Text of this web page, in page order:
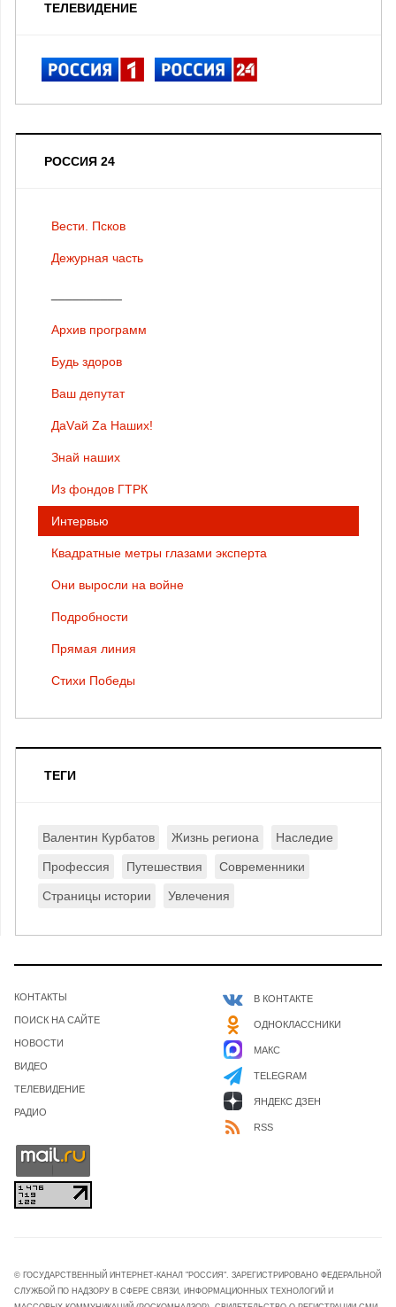
ТЕЛЕВИДЕНИЕ
РОССИЯ 24
Вести. Псков
Дежурная часть
Архив программ
Будь здоров
Ваш депутат
ДаVай Zа Наших!
Знай наших
Из фондов ГТРК
Интервью
Квадратные метры глазами эксперта
Они выросли на войне
Подробности
Прямая линия
Стихи Победы
ТЕГИ
Валентин Курбатов Жизнь региона Наследие
Профессия Путешествия Современники
Страницы истории Увлечения
КОНТАКТЫ
ПОИСК НА САЙТЕ
НОВОСТИ
ВИДЕО
ТЕЛЕВИДЕНИЕ
РАДИО
В КОНТАКТЕ
ОДНОКЛАССНИКИ
МАКС
TELEGRAM
ЯНДЕКС ДЗЕН
RSS
© ГОСУДАРСТВЕННЫЙ ИНТЕРНЕТ-КАНАЛ "РОССИЯ". ЗАРЕГИСТРИРОВАНО ФЕДЕРАЛЬНОЙ
СЛУЖБОЙ ПО НАДЗОРУ В СФЕРЕ СВЯЗИ, ИНФОРМАЦИОННЫХ ТЕХНОЛОГИЙ И